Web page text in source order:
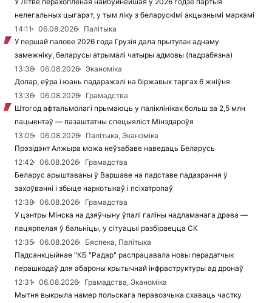
нелегальных цыгарэт, у тым ліку з беларускімі акцызнымі маркамі
14:11
06.08.2026
Палітыка
У першай палове 2026 года Грузія дала прытулак аднаму
замежніку, беларусы атрымалі чатыры адмовы (падрабязна)
13:38
06.08.2026
Эканоміка
Долар, еўра і юань падаражэлі на біржавых таргах 6 жніўня
13:36
06.08.2026
Грамадства
Штогод афтальмолагі прымаюць у паліклініках больш за 2,5 млн
пацыентаў — пазаштатны спецыяліст Мінздароўя
13:05
06.08.2026
Палітыка, Эканоміка
Прэзідэнт Алжыра можа неўзабаве наведаць Беларусь
12:42
06.08.2026
Грамадства
Беларус арыштаваны ў Варшаве на падставе падазрэння ў
захоўванні і збыце наркотыкаў і псіхатропаў
12:38
06.08.2026
Грамадства
У цэнтры Мінска на дзяўчыну ўпалі галіны надламанага дрэва —
пацярпелая ў бальніцы, у сітуацыі разбіраецца СК
12:35
06.08.2026
Бяспека, Палітыка
Падсанкцыйнае "КБ "Радар" распрацавала новы перадатчык
перашкодаў для абароны крытычнай інфраструктуры ад дронаў
12:31
06.08.2026
Грамадства, Эканоміка
Мытня выкрыла намер польскага перавозчыка схаваць частку